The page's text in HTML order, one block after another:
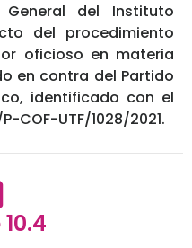
General del Instituto
del procedimiento
oficioso en materia
en contra del Partido
identificado con el
COF-UTF/1028/2021.